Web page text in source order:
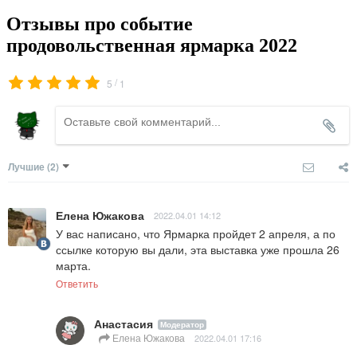
Отзывы про событие
продовольственная ярмарка 2022
5 / 1
Лучшие (2)
Елена Южакова 2022.04.01 14:12
У вас написано, что Ярмарка пройдет 2 апреля, а по
ссылке которую вы дали, эта выставка уже прошла 26
марта.
Ответить
Анастасия Модератор
Елена Южакова 2022.04.01 17:16